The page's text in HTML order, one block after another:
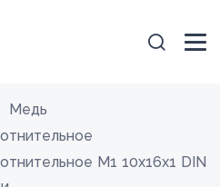
Медь
М1 10х16х1 DIN